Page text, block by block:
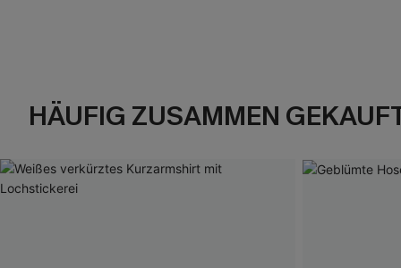
HÄUFIG ZUSAMMEN